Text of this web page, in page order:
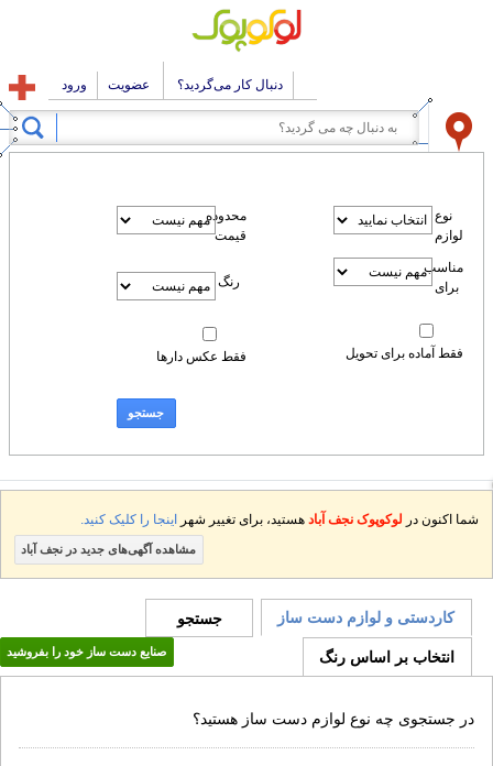
دنبال کار می‌گردید؟ عضویت ورود
برای تحویل فقط عکس دارها
لوکوپوک نجف آبادهستید، برای تغییر شهر اینجا را کلیک کنید.
مشاهده آگهی‌های جدید در نجف آباد
و لوازم دست ساز جستجو
بر اساس رنگ صنایع دست ساز خود را بفروشید
چه نوع لوازم دست ساز هستید؟